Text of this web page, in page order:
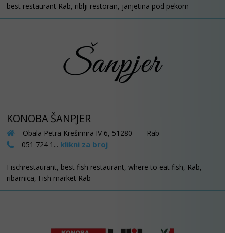
best restaurant Rab, riblji restoran, janjetina pod pekom
KONOBA ŠANPJER
Obala Petra Krešimira IV 6, 51280 - Rab
051 724 1... klikni za broj
Fischrestaurant, best fish restaurant, where to eat fish, Rab,
ribarnica, Fish market Rab